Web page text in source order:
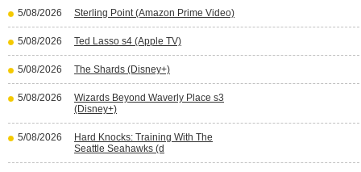
5/08/2026 Sterling Point (Amazon Prime Video)
5/08/2026 Ted Lasso s4 (Apple TV)
5/08/2026 The Shards (Disney+)
5/08/2026
Wizards Beyond Waverly Place s3
(Disney+)
5/08/2026
Hard Knocks: Training With The
Seattle Seahawks (d